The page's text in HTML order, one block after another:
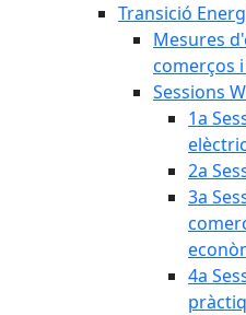
Transició
Mesures
comerços
Sessions
1a
2a
3a
4a